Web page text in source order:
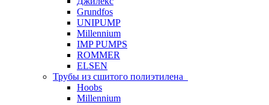
Grundfos
UNIPUMP
Millennium
IMP PUMPS
ROMMER
ELSEN
Трубы из сшитого полиэтилена
Hoobs
Millennium